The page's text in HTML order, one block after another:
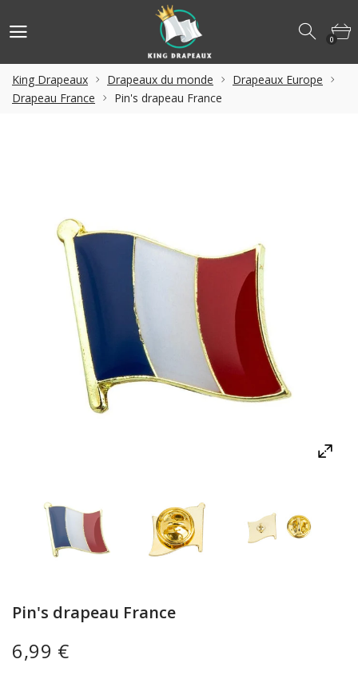
0
King Drapeaux Drapeaux du monde
Drapeaux Europe
Drapeau France
Pin's drapeau France
6,99 €
Pin's drapeau France